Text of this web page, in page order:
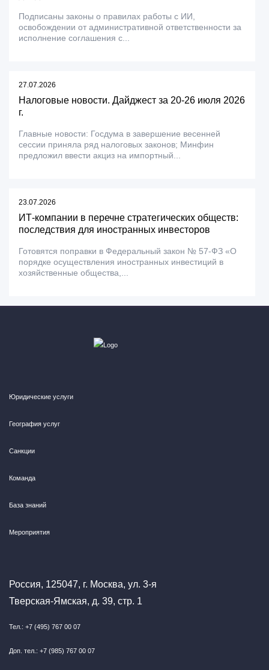
Подписаны законы о правилах работы с ИИ,
освобождении от административной ответственности за
исполнение соглашения с...
27.07.2026
Налоговые новости. Дайджест за 20-26 июля 2026
г.
Главные новости: Госдума в завершение весенней
сессии приняла ряд налоговых законов; Минфин
предложил ввести акциз на импортный...
23.07.2026
ИТ-компании в перечне стратегических обществ:
последствия для иностранных инвесторов
Готовятся поправки в Федеральный закон № 57-ФЗ «О
порядке осуществления иностранных инвестиций в
хозяйственные общества,...
Юридические услуги
География услуг
Санкции
Команда
База знаний
Мероприятия
Россия, 125047, г. Москва, ул. 3-я
Тверская-Ямская, д. 39, стр. 1
Тел.: +7 (495) 767 00 07
Доп. тел.: +7 (985) 767 00 07